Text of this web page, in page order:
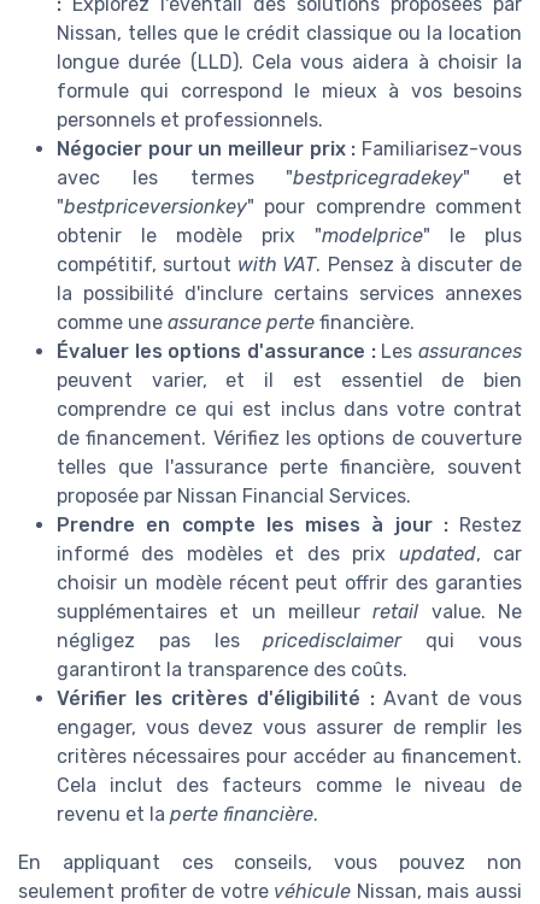
Nissan, telles que le crédit classique ou la location
longue durée (LLD). Cela vous aidera à choisir la
formule qui correspond le mieux à vos besoins
personnels et professionnels.
Négocier pour un meilleur prix : Familiarisez-vous
avec les termes "bestpricegradekey" et
"bestpriceversionkey" pour comprendre comment
obtenir le modèle prix "modelprice" le plus
compétitif, surtout with VAT. Pensez à discuter de
la possibilité d'inclure certains services annexes
comme une assurance perte financière.
Évaluer les options d'assurance :Lesassurances
peuvent varier, et il est essentiel de bien
comprendre ce qui est inclus dans votre contrat
de financement. Vérifiez les options de couverture
telles que l'assurance perte financière, souvent
proposée par Nissan Financial Services.
Prendre en compte les mises à jour :Restez
informé des modèles et des prix updated, car
choisir un modèle récent peut offrir des garanties
supplémentaires et un meilleurretail value. Ne
négligez pas lespricedisclaimerqui vous
garantiront la transparence des coûts.
Vérifier les critères d'éligibilité :Avant de vous
engager, vous devez vous assurer de remplir les
critères nécessaires pour accéder au financement.
Cela inclut des facteurs comme le niveau de
revenu et la perte financière.
En appliquant ces conseils, vous pouvez non
seulement profiter de votre véhicule Nissan, mais aussi